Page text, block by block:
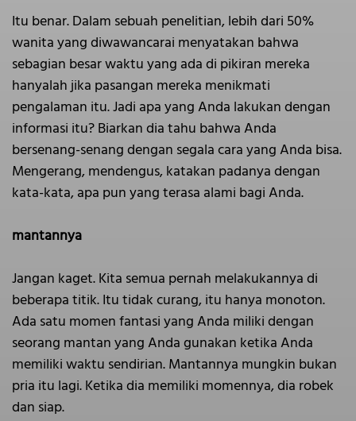
Itu benar. Dalam sebuah penelitian, lebih dari 50%
wanita yang diwawancarai menyatakan bahwa
sebagian besar waktu yang ada di pikiran mereka
hanyalah jika pasangan mereka menikmati
pengalaman itu. Jadi apa yang Anda lakukan dengan
informasi itu? Biarkan dia tahu bahwa Anda
bersenang-senang dengan segala cara yang Anda bisa.
Mengerang, mendengus, katakan padanya dengan
kata-kata, apa pun yang terasa alami bagi Anda.
mantannya
Jangan kaget. Kita semua pernah melakukannya di
beberapa titik. Itu tidak curang, itu hanya monoton.
Ada satu momen fantasi yang Anda miliki dengan
seorang mantan yang Anda gunakan ketika Anda
memiliki waktu sendirian. Mantannya mungkin bukan
pria itu lagi. Ketika dia memiliki momennya, dia robek
dan siap.